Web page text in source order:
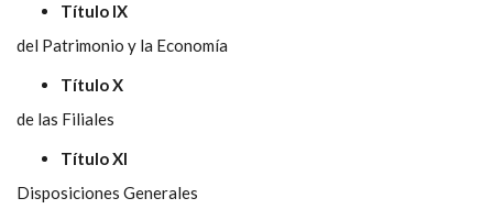
Título IX
del Patrimonio y la Economía
Título X
de las Filiales
Título XI
Disposiciones Generales